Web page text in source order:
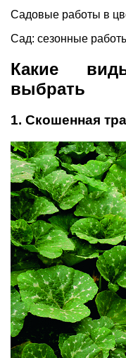
Садовые работы в
Сад: сезонные
Какие
выбрать
1. Скошенная